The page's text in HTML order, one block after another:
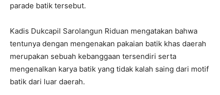
parade batik tersebut.
Kadis Dukcapil Sarolangun Riduan mengatakan bahwa
tentunya dengan mengenakan pakaian batik khas daerah
merupakan sebuah kebanggaan tersendiri serta
mengenalkan karya batik yang tidak kalah saing dari motif
batik dari luar daerah.